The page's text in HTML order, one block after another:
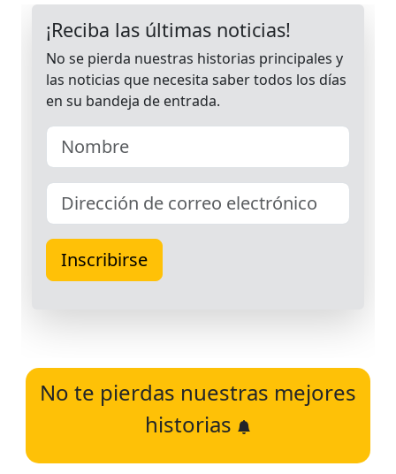
No te pierdas nuestras mejores
historias